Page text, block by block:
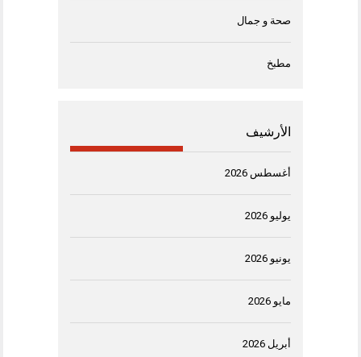
صحة و جمال
مطبخ
الأرشيف
أغسطس 2026
يوليو 2026
يونيو 2026
مايو 2026
أبريل 2026